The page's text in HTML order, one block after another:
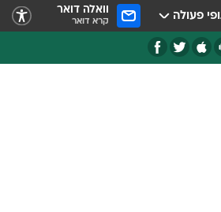
פעולה וואלה דואר
קרא דואר